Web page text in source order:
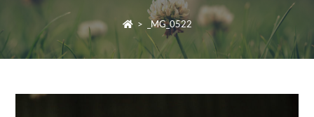
> _MG_0522